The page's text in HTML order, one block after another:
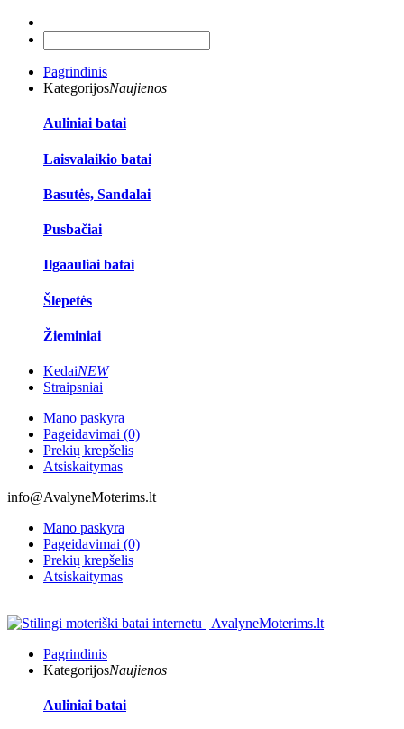
Pagrindinis
KategorijosNaujienos
Auliniai batai
Laisvalaikio batai
Basutės, Sandalai
Pusbačiai
Ilgaauliai batai
Šlepetės
Žieminiai
KedaiNEW
Straipsniai
Mano paskyra
Pageidavimai (0)
Prekių krepšelis
Atsiskaitymas
info@AvalyneMoterims.lt
Mano paskyra
Pageidavimai (0)
Prekių krepšelis
Atsiskaitymas
Pagrindinis
KategorijosNaujienos
Auliniai batai